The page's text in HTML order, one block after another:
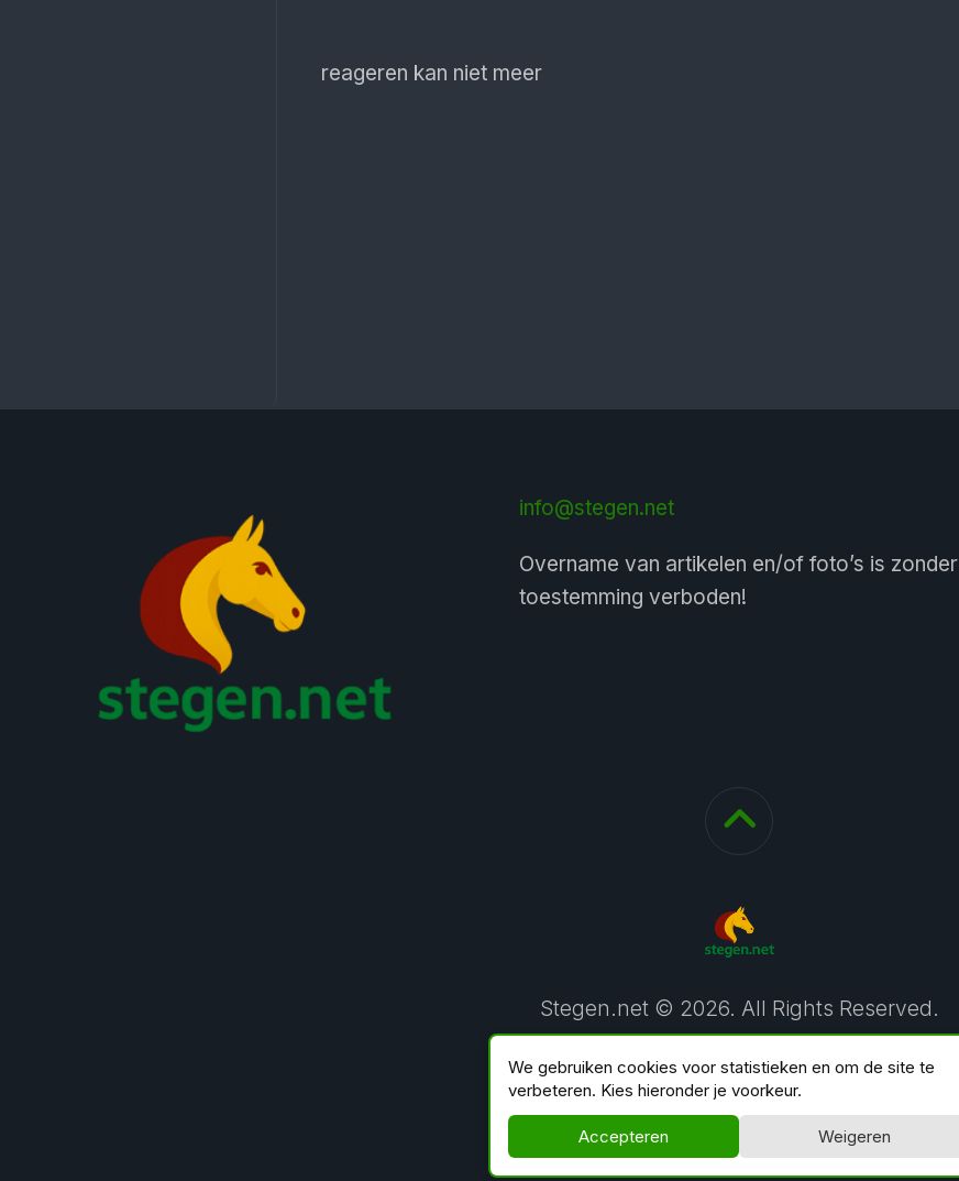
reageren kan niet meer
info@stegen.net
Overname van artikelen en/of foto’s is zonder
toestemming verboden!
Stegen.net © 2026. All Rights Reserved.
We gebruiken cookies voor statistieken en om de site te
verbeteren. Kies hieronder je voorkeur.
Accepteren Weigeren